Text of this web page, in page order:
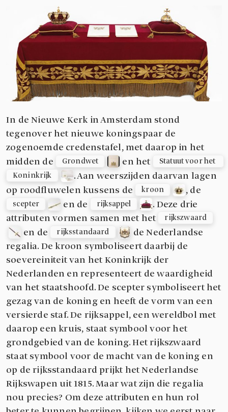
In de Nieuwe Kerk in Amsterdam stond
tegenover het nieuwe koningspaar de
zogenoemde credenstafel, met daarop in het
midden de
Grondwet en het
Statuut voor het
Koninkrijk
. Aan weerszijden daarvan lagen
op roodfluwelen kussens de
kroon , de
scepter en de rijksappel
. Deze drie
attributen vormen samen met het
rijkszwaard
en de rijksstandaard
de Nederlandse
regalia. De kroon symboliseert daarbij de
soevereiniteit van het Koninkrijk der
Nederlanden en representeert de waardigheid
van het staatshoofd. De scepter symboliseert het
gezag van de koning en heeft de vorm van een
versierde staf. De rijksappel, een wereldbol met
daarop een kruis, staat symbool voor het
grondgebied van de koning. Het rijkszwaard
staat symbool voor de macht van de koning en
op de rijksstandaard prijkt het Nederlandse
Rijkswapen uit 1815. Maar wat zijn die regalia
nou precies? Om deze attributen en hun rol